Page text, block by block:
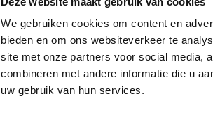
We gebruiken cookies om content en
bieden en om ons websiteverkeer te
site met onze partners voor social media,
combineren met andere informatie die u
uw gebruik van hun services.